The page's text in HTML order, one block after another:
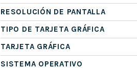
RESOLUCIÓN DE PANTALLA
TIPO DE TARJETA GRÁFICA
TARJETA GRÁFICA
SISTEMA OPERATIVO